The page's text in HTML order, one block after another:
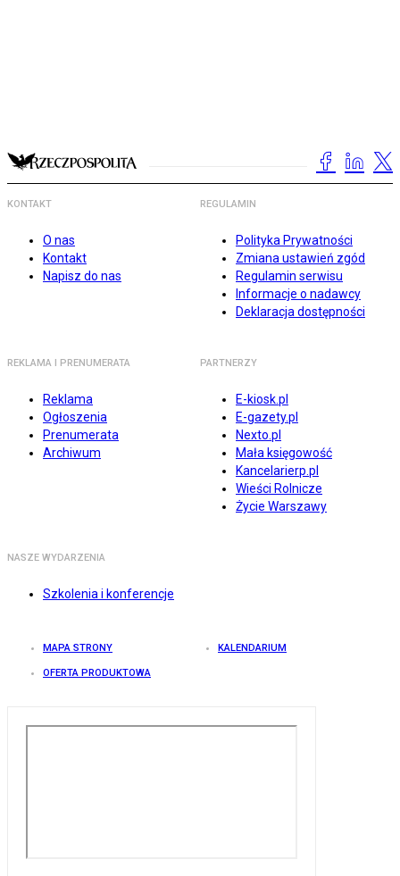
KONTAKT
O nas
Kontakt
Napisz do nas
REGULAMIN
Polityka Prywatności
Zmiana ustawień zgód
Regulamin serwisu
Informacje o nadawcy
Deklaracja dostępności
REKLAMA I PRENUMERATA
Reklama
Ogłoszenia
Prenumerata
Archiwum
PARTNERZY
E-kiosk.pl
E-gazety.pl
Nexto.pl
Mała księgowość
Kancelarierp.pl
Wieści Rolnicze
Życie Warszawy
NASZE WYDARZENIA
Szkolenia i konferencje
MAPA STRONY KALENDARIUM
OFERTA PRODUKTOWA